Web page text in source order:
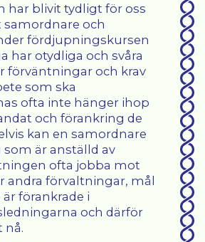
har blivit tydligt för oss
samordnare och
fördjupningskursen
har otydliga och svåra
förväntningar och krav
som ska
ofta inte hänger ihop
och förankring de
kan en samordnare
som är anställd av
ofta jobba mot
andra förvaltningar, mål
förankrade i
och därför
nå.